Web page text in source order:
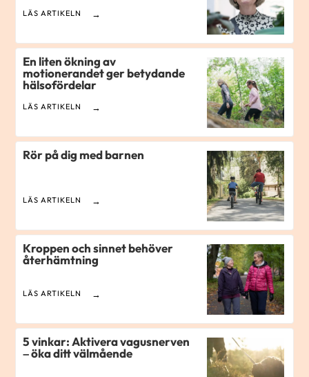
LÄS ARTIKELN
En liten ökning av
motionerandet ger betydande
hälsofördelar
LÄS ARTIKELN
Rör på dig med barnen
LÄS ARTIKELN
Kroppen och sinnet behöver
återhämtning
LÄS ARTIKELN
5 vinkar: Aktivera vagusnerven
– öka ditt välmående